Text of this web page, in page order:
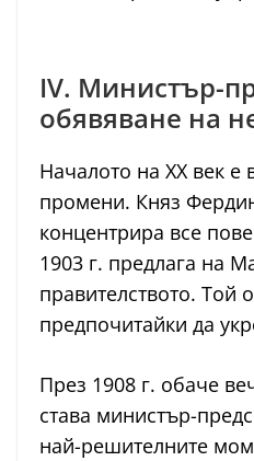
IV. Министър-
обявяване на
Началото на XX век
промени. Княз
концентрира все
1903 г. предлага на
правителството. Той
предпочитайки да
През 1908 г. обаче
става министър-
най-решителните